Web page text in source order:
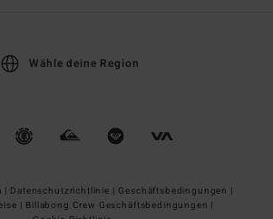
Wähle deine Region
| Datenschutzrichtlinie | Geschäftsbedingungen |
| Billabong Crew Geschäftsbedingungen |